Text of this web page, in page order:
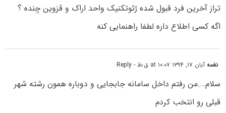
تراز آخرین فرد قبول شده ژئوتکنیک واحد اراک و قزوین چنده ؟
اگه کسی اطلاع داره لطفا راهنمایی کنه
نغمهآبان ۱۷, ۱۳۹۴ at ۱۰:۰۷ ق٫ظ - Reply
سلام….من رفتم داخل سامانه جابجایی و دوباره همون رشته شهر
قبلی رو انتخب کردم